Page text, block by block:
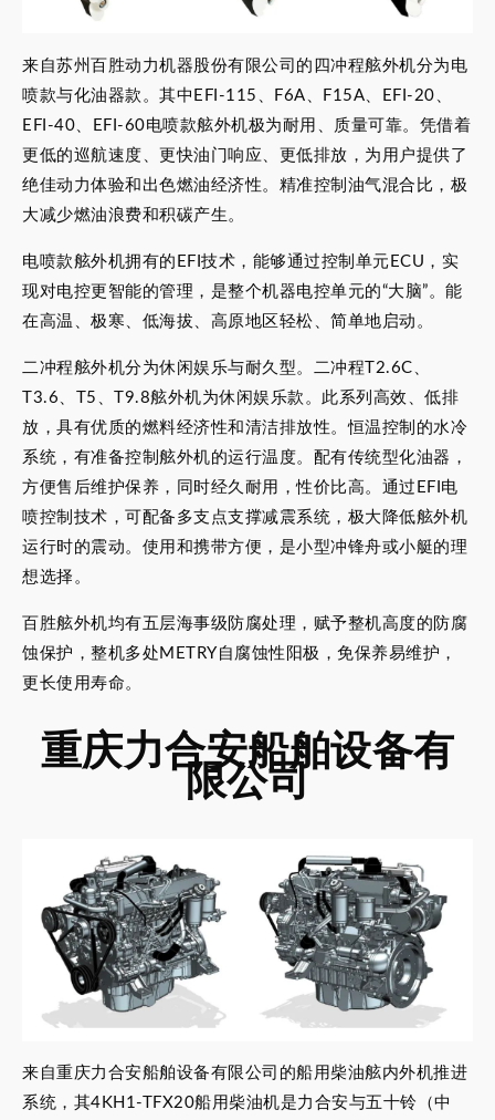
来自苏州百胜动力机器股份有限公司的四冲程舷外机分为电
喷款与化油器款。其中EFI-115、F6A、F15A、EFI-20、
EFI-40、EFI-60电喷款舷外机极为耐用、质量可靠。凭借着
更低的巡航速度、更快油门响应、更低排放，为用户提供了
绝佳动力体验和出色燃油经济性。精准控制油气混合比，极
大减少燃油浪费和积碳产生。
电喷款舷外机拥有的EFI技术，能够通过控制单元ECU，实
现对电控更智能的管理，是整个机器电控单元的“大脑”。能
在高温、极寒、低海拔、高原地区轻松、简单地启动。
二冲程舷外机分为休闲娱乐与耐久型。二冲程T2.6C、
T3.6、T5、T9.8舷外机为休闲娱乐款。此系列高效、低排
放，具有优质的燃料经济性和清洁排放性。恒温控制的水冷
系统，有准备控制舷外机的运行温度。配有传统型化油器，
方便售后维护保养，同时经久耐用，性价比高。通过EFI电
喷控制技术，可配备多支点支撑减震系统，极大降低舷外机
运行时的震动。使用和携带方便，是小型冲锋舟或小艇的理
想选择。
百胜舷外机均有五层海事级防腐处理，赋予整机高度的防腐
蚀保护，整机多处METRY自腐蚀性阳极，免保养易维护，
更长使用寿命。
重庆力合安船舶设备有
限公司
来自重庆力合安船舶设备有限公司的船用柴油舷内外机推进
系统，其4KH1-TFX20船用柴油机是力合安与五十铃（中